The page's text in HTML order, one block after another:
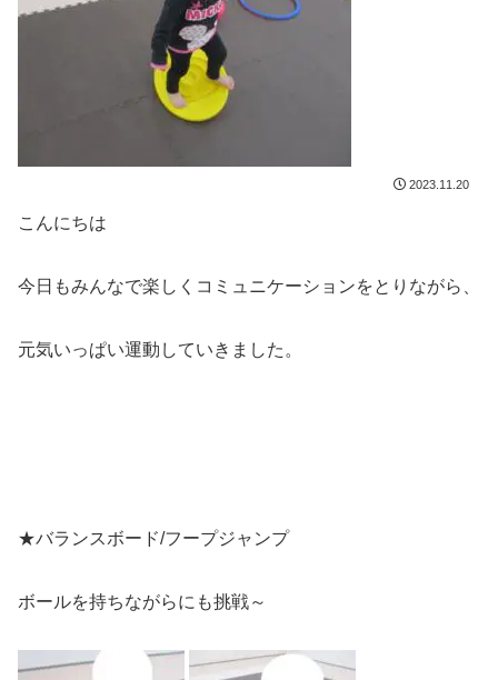
2023.11.20
こんにちは
今日もみんなで楽しくコミュニケーションをとりながら、
元気いっぱい運動していきました。
★バランスボード/フープジャンプ
ボールを持ちながらにも挑戦～